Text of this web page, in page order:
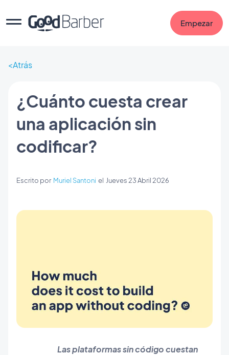
Empezar
Atrás
¿Cuánto cuesta crear
una aplicación sin
codificar?
Escrito por Muriel Santoni el Jueves 23 Abril 2026
Las plataformas sin código cuestan